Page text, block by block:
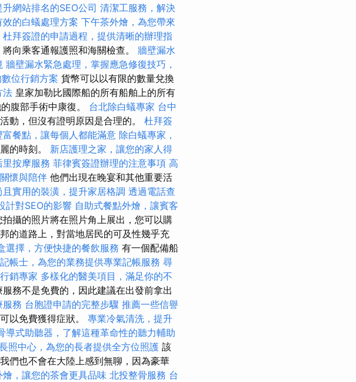
升網站排名的SEO公司 清潔工服務，解決
的白蟻處理方案 下午茶外燴，為您帶來
杜拜簽證的申請過程，提供清晰的辦理指
向乘客通報護照和海關檢查。 牆壁漏水
牆壁漏水緊急處理，掌握應急修復技巧，
位行銷方案 貨幣可以以有限的數量兌換
法 皇家加勒比國際船的所有船舶上的所有
腹部手術中康復。 台北除白蟻專家 台中
動，但沒有證明原因是合理的。 杜拜簽
餐點，讓每個人都能滿意 除白蟻專家，
的時刻。 新店護理之家，讓您的家人得
里按摩服務 菲律賓簽證辦理的注意事項 高
懷與陪伴 他們出現在晚宴和其他重要活
且實用的裝潢，提升家居格調 透過電話查
計對SEO的影響 自助式餐點外燴，讓賓客
拍攝的照片將在照片角上展出，您可以購
的道路上，對當地居民的可及性幾乎充
選擇，方便快捷的餐飲服務 有一個配備船
帳士，為您的業務提供專業記帳服務 尋
銷專家 多樣化的醫美項目，滿足你的不
務不是免費的，因此建議在出發前拿出
服務 台胞證申請的完整步驟 推薦一些信譽
以免費獲得症狀。 專業冷氣清洗，提升
導式助聽器，了解這種革命性的聽力輔助
照中心，為您的長者提供全方位照護 該
們也不會在大陸上感到無聊，因為豪華
燴，讓您的茶會更具品味 北投整骨服務 台